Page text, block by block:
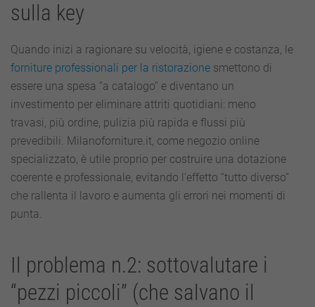
sulla key
Quando inizi a ragionare su velocità, igiene e costanza, le
forniture professionali per la ristorazione smettono di
essere una spesa “a catalogo” e diventano un
investimento per eliminare attriti quotidiani: meno
travasi, più ordine, pulizia più rapida e flussi più
prevedibili. Milanoforniture.it, come negozio online
specializzato, è utile proprio per costruire una dotazione
coerente e professionale, evitando l’effetto “tutto diverso”
che rallenta il lavoro e aumenta gli errori nei momenti di
punta.
Il problema n.2: sottovalutare i
“pezzi piccoli” (che salvano il